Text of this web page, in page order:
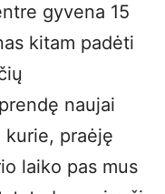
gyvena 15
kitam padėti
naujai
kurie, praėję
laiko pas mus